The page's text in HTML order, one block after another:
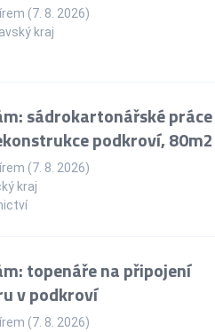
(7. 8. 2026)
kraj
sádrokartonářské
podkroví, 80m2
(7. 8. 2026)
kraj
topenáře na připojení
v podkroví
(7. 8. 2026)